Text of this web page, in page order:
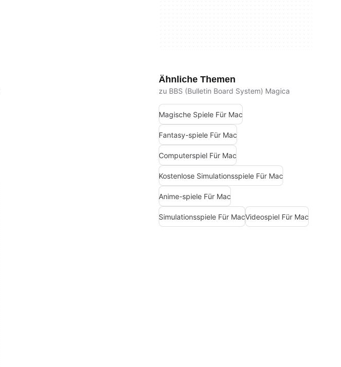
Ähnliche Themen
zu BBS (Bulletin Board System) Magica
Magische Spiele Für Mac
Fantasy-spiele Für Mac
Computerspiel Für Mac
Kostenlose Simulationsspiele Für Mac
Anime-spiele Für Mac
Simulationsspiele Für MacVideospiel Für Mac